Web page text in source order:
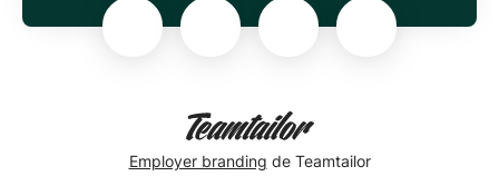
Employer branding de Teamtailor